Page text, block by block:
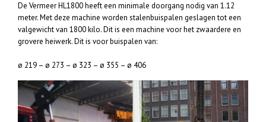
De Vermeer HL1800 heeft een minimale doorgang nodig van 1.12
meter. Met deze machine worden stalenbuispalen geslagen tot een
valgewicht van 1800 kilo. Dit is een machine voor het zwaardere en
grovere heiwerk. Dit is voor buispalen van:
ø 219 – ø 273 – ø 323 – ø 355 – ø 406